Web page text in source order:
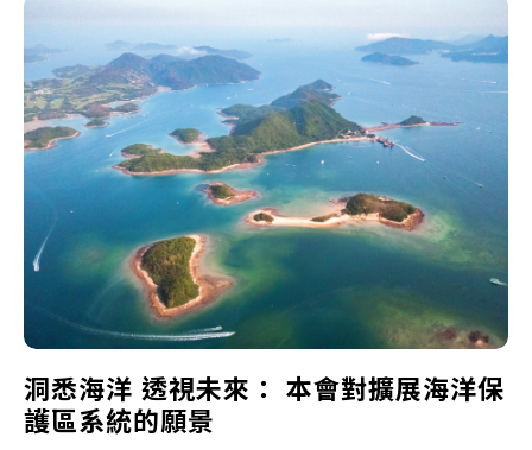
洞悉海洋 透視未來： 本會對擴展海洋保
護區系統的願景